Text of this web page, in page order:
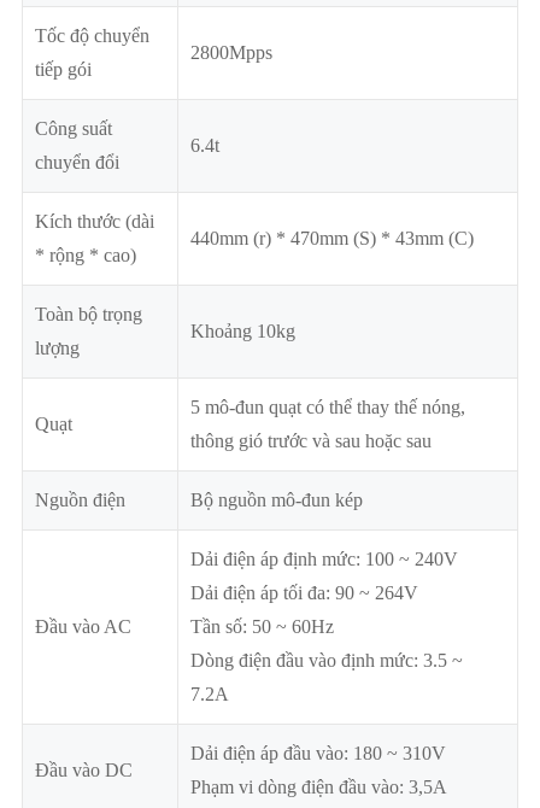
Tốc độ chuyển
tiếp gói
2800Mpps
Công suất
chuyển đổi
6.4t
Kích thước (dài
* rộng * cao)
440mm (r) * 470mm (S) * 43mm (C)
Toàn bộ trọng
lượng
Khoảng 10kg
Quạt
5 mô-đun quạt có thể thay thế nóng,
thông gió trước và sau hoặc sau
Nguồn điện Bộ nguồn mô-đun kép
Đầu vào AC
Dải điện áp định mức: 100 ~ 240V
Dải điện áp tối đa: 90 ~ 264V
Tần số: 50 ~ 60Hz
Dòng điện đầu vào định mức: 3.5 ~
7.2A
Đầu vào DC
Dải điện áp đầu vào: 180 ~ 310V
Phạm vi dòng điện đầu vào: 3,5A